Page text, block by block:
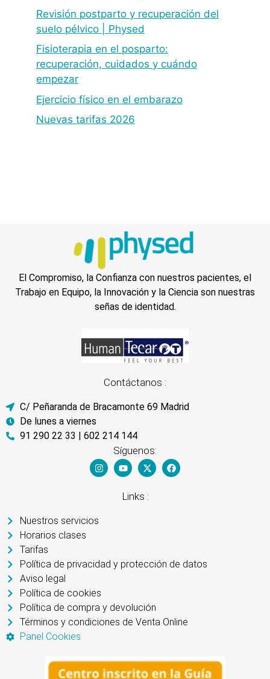
Revisión postparto y recuperación del
suelo pélvico | Physed
Fisioterapia en el posparto:
recuperación, cuidados y cuándo
empezar
Ejercicio físico en el embarazo
Nuevas tarifas 2026
El Compromiso, la Confianza con nuestros pacientes, el
Trabajo en Equipo, la Innovación y la Ciencia son nuestras
señas de identidad.
Contáctanos :
C/ Peñaranda de Bracamonte 69 Madrid
De lunes a viernes
91 290 22 33 | 602 214 144
Síguenos:
Links :
Nuestros servicios
Horarios clases
Tarifas
Política de privacidad y protección de datos
Aviso legal
Política de cookies
Política de compra y devolución
Términos y condiciones de Venta Online
Panel Cookies